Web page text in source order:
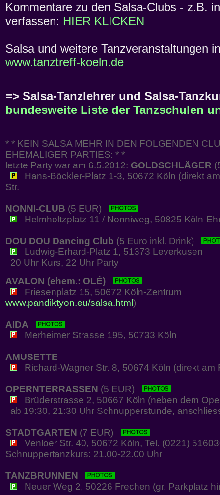
Kommentare zu den Salsa-Clubs - z.B.
verfassen: HIER KLICKEN
Salsa und weitere Tanzveranstaltungen
www.tanztreff-koeln.de
=> Salsa-Tanzlehrer und Salsa-
bundesweite Liste der Tanzschulen
* * KEIN SALSA MEHR IN DEN FOLGENDEN
EHEMALIGER PARTIES: * *
letzte Party war am 6.5.2012: GOLDSCHLÄGER
Hans-Böckler-Platz 1-3, 50672 Köln (direkt
Str.
NONNI-CLUB (5 EUR)
Helmholtzplatz 11 / Nonniweg, 50825 Köln-
DOU DOU Dancing Club (5 Euro inkl. Drink)
Ludwig-Erhard-Platz 1, 51373 Leverkusen
20 Uhr Kurs, 22 Uhr Party
AVALON (ehem.: OLÉ)
Friesenplatz 15, 50672 Köln-Zentrum
www.pandiktyon.eu/salsa.html )
AIDA
Merheimer Strasse 195, 50733 Köln
AMUSETTE
Richard-Wagner Str. 8, 50674 Köln (direkt am
OPERNTERRASSEN (5 EUR)
Brüderstrasse 2, 50667 Köln (neben dem
ab 19:30, 21:30 Uhr Schnupperstunde,
STADTGARTEN (7 EUR)
Venloer Str. 40, 50672 Köln, Tel. (0221)
Schnuppertanzkurs: 21.00-22.00 Uhr
TANZBRUNNEN
Neuer Weg 2, 50226 Frechen (gr. Parkplatz